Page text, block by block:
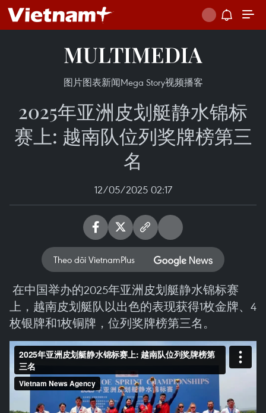
MULTIMEDIA
图片图表新闻Mega Story视频播客
2025年亚洲皮划艇静水锦标
赛上: 越南队位列奖牌榜第三
名
12/05/2025 02:17
Theo dõi VietnamPlus
在中国举办的2025年亚洲皮划艇静水锦标赛
上，越南皮划艇队以出色的表现获得1枚金牌、4
枚银牌和1枚铜牌，位列奖牌榜第三名。